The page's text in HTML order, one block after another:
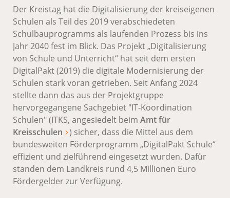
Der Kreistag hat die Digitalisierung der kreiseigenen
Schulen als Teil des 2019 verabschiedeten
Schulbauprogramms als laufenden Prozess bis ins
Jahr 2040 fest im Blick. Das Projekt „Digitalisierung
von Schule und Unterricht“ hat seit dem ersten
DigitalPakt (2019) die digitale Modernisierung der
Schulen stark voran getrieben. Seit Anfang 2024
stellte dann das aus der Projektgruppe
hervorgegangene Sachgebiet "IT-Koordination
Schulen" (ITKS, angesiedelt beim Amt für
Kreisschulen
) sicher, dass die Mittel aus dem
bundesweiten Förderprogramm „DigitalPakt Schule“
effizient und zielführend eingesetzt wurden. Dafür
standen dem Landkreis rund 4,5 Millionen Euro
Fördergelder zur Verfügung.